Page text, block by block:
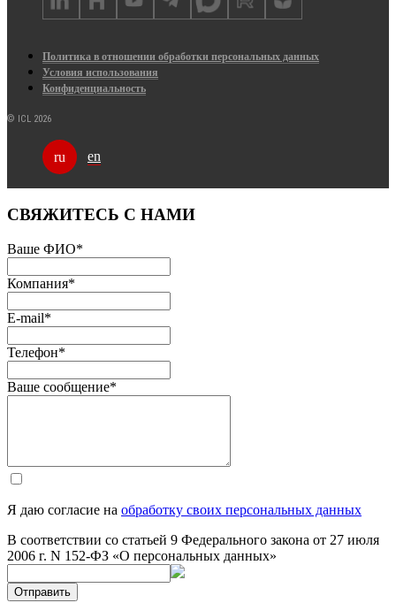
Политика в отношении обработки персональных данных
Условия использования
Конфиденциальность
© ICL 2026
ru en
СВЯЖИТЕСЬ С НАМИ
Ваше ФИО*
Компания*
E-mail*
Телефон*
Ваше сообщение*
Я даю согласие на обработку своих персональных данных
В соответствии со статьей 9 Федерального закона от 27 июля
2006 г. N 152-ФЗ «О персональных данных»
Отправить